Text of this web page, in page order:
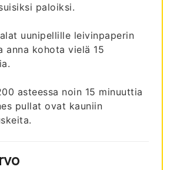
paloiksi.
uunipellille leivinpaperin
anna kohota vielä 15
asteessa noin 15 minuuttia
pullat ovat kauniin